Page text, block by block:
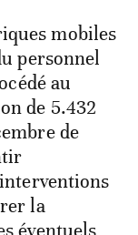
mobiles
personnel
au
de 5.432
de
la